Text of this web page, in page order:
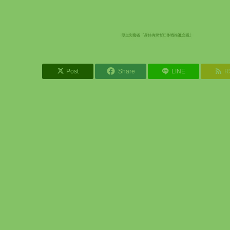
Post Share LINE